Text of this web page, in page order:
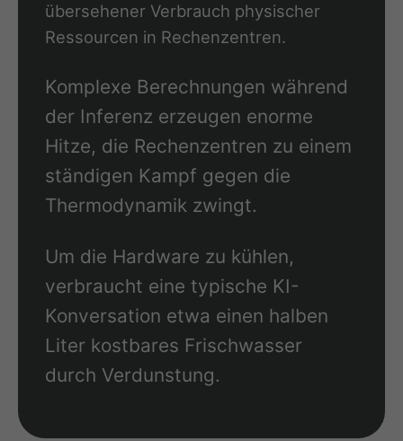
übersehener Verbrauch physischer
Ressourcen in Rechenzentren.
Komplexe Berechnungen während
der Inferenz erzeugen enorme
Hitze, die Rechenzentren zu einem
ständigen Kampf gegen die
Thermodynamik zwingt.
Um die Hardware zu kühlen,
verbraucht eine typische KI-
Konversation etwa einen halben
Liter kostbares Frischwasser
durch Verdunstung.